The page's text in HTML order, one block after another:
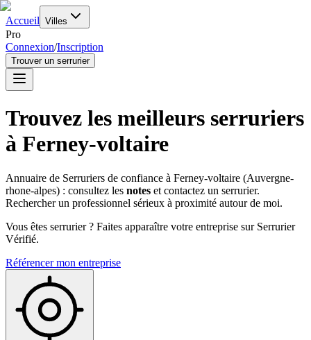
Accueil Villes
Pro
Connexion/Inscription
Trouver un serrurier
Trouvez les meilleurs serruriers
à Ferney-voltaire
Annuaire de Serruriers de confiance à Ferney-voltaire (Auvergne-
rhone-alpes) : consultez les notes et contactez un serrurier.
Rechercher un professionnel sérieux à proximité autour de moi.
Vous êtes serrurier ? Faites apparaître votre entreprise sur Serrurier
Vérifié.
Référencer mon entreprise